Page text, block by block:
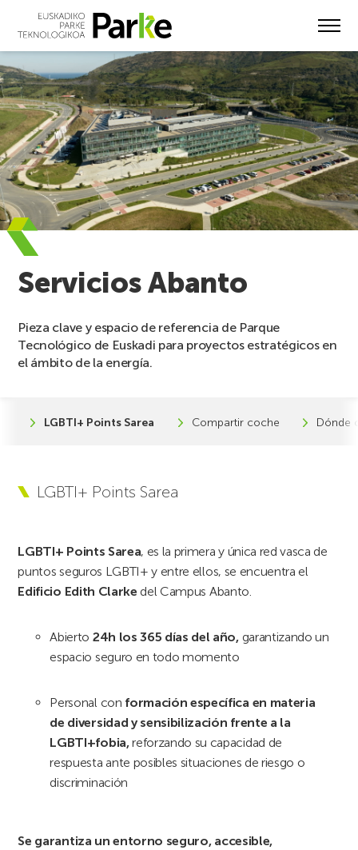
content
Servicios Abanto
Pieza clave y espacio de referencia de Parque
Tecnológico de Euskadi para proyectos estratégicos en
el ámbito de la energía.
LGBTI+ Points Sarea Compartir coche Dónde
LGBTI+ Points Sarea
LGBTI+ Points Sarea, es la primera y única red vasca de
puntos seguros LGBTI+ y entre ellos, se encuentra el
Edificio Edith Clarke del Campus Abanto.
Abierto 24h los 365 días del año,garantizando un
espacio seguro en todo momento
Personal con formación específica en materia
de diversidad y sensibilización frente a la
LGBTI+fobia,reforzando su capacidad de
respuesta ante posibles situaciones de riesgo o
discriminación
Se garantiza un entorno seguro, accesible,